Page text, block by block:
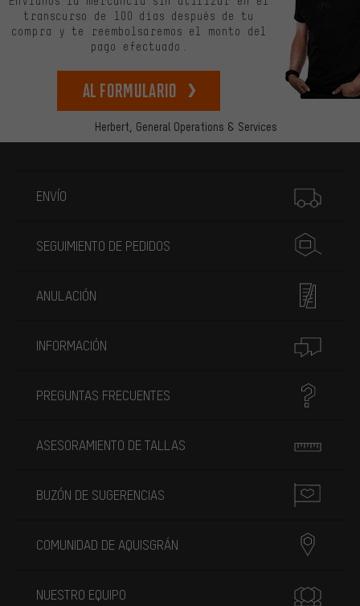
Herbert, General Operations & Services
transcurso de 100 días después de tu
compra y te reembolsaremos el monto del
pago efectuado.
Al formulario
ENVÍO
SEGUIMIENTO DE PEDIDOS
ANULACIÓN
INFORMACIÓN
PREGUNTAS FRECUENTES
ASESORAMIENTO DE TALLAS
BUZÓN DE SUGERENCIAS
COMUNIDAD DE AQUISGRÁN
NUESTRO EQUIPO